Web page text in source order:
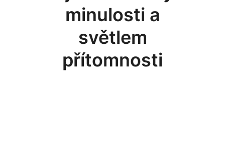
minulosti a
světlem
přítomnosti